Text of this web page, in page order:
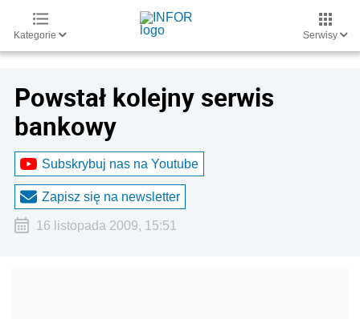
Kategorie Serwisy
Powstał kolejny serwis
bankowy
Subskrybuj nas na Youtube
Zapisz się na newsletter
16 listopada 2009, 15:51